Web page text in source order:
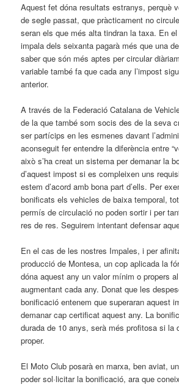
Aquest fet dóna resultats estranys, perquè
de segle passat, que pràcticament no
seran els que més alta tindran la taxa. En
impala dels seixanta pagarà més que una
saber que són més aptes per circular
variable també fa que cada any l’impost
anterior.
A través de la Federació Catalana de
de la que també som socis des de la seva
ser partícips en les esmenes davant
aconseguit fer entendre la diferència entre
això s’ha creat un sistema per demanar la
d’aquest impost si es compleixen uns
estem d’acord amb bona part d’ells. Per
bonificats els vehicles de baixa temporal,
permís de circulació no poden sortir i per
res de res. Seguirem intentant defensar
En el cas de les nostres Impales, i per
producció de Montesa, un cop aplicada la
dóna aquest any un valor mínim o propers al
augmentant cada any. Donat que les
bonificació entenem que superaran aquest
demanar cap certificat aquest any. La
durada de 10 anys, serà més profitosa si la
proper.
El Moto Club posarà en marxa, ben aviat,
poder sol·licitar la bonificació, ara que